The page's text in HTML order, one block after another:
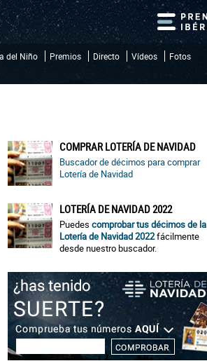
del Niño Premios Directo Vídeos
Fotos
COMPRAR LOTERÍA DE NAVIDAD
Buscador de décimos para comprar
Lotería de Navidad
LOTERÍA DE NAVIDAD 2022
Puedes comprobar tus décimos de la
Lotería de Navidad 2022fácilmente
desde nuestro buscador.